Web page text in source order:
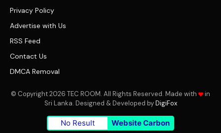
Privacy Policy
Advertise with Us
RSS Feed
Contact Us
DMCA Removal
© Copyright 2026 TEC ROOM. All Rights Reserved. Made with
in
Sri Lanka. Designed & Developed byDigiFox
No Result Website Carbon